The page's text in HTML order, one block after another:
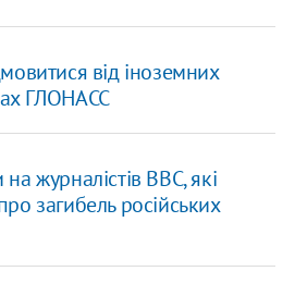
від іноземних
ГЛОНАСС
журналістів ВВС, які
загибель російських